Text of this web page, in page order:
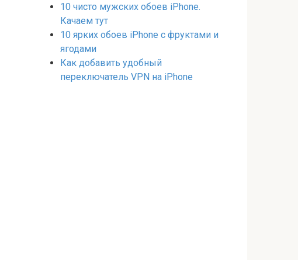
10 чисто мужских обоев iPhone.
Качаем тут
10 ярких обоев iPhone с фруктами и
ягодами
Как добавить удобный
переключатель VPN на iPhone